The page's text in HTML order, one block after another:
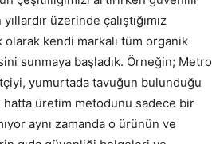
üzerinde çalıştığımız
olarak kendi markalı tüm organik
sunmaya başladık. Örneğin; Metro
yumurtada tavuğun bulunduğu
üretim metodunu sadece bir
aynı zamanda o ürünün ve